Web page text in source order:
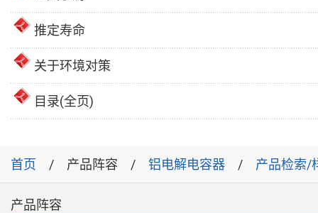
推定寿命
关于环境对策
目录(全页)
首页 产品阵容 铝电解电容器 产品检索/
产品阵容